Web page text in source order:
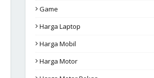
Game
Harga Laptop
Harga Mobil
Harga Motor